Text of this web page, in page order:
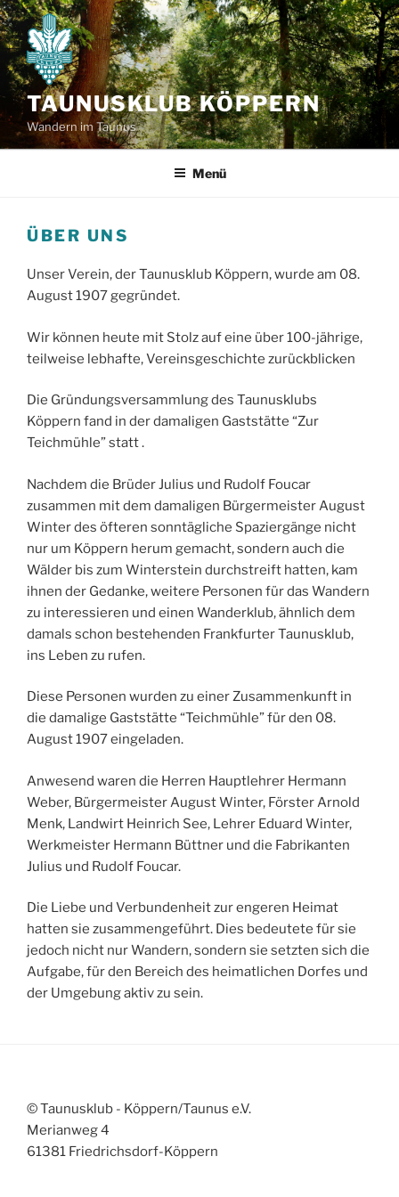
Zum
Inhalt
springen
TAUNUSKLUB KÖPPERN
Wandern im Taunus
Menü
ÜBER UNS
Unser Verein, der Taunusklub Köppern, wurde am 08.
August 1907 gegründet.
Wir können heute mit Stolz auf eine über 100-jährige,
teilweise lebhafte, Vereinsgeschichte zurückblicken
Die Gründungsversammlung des Taunusklubs
Köppern fand in der damaligen Gaststätte “Zur
Teichmühle” statt .
Nachdem die Brüder Julius und Rudolf Foucar
zusammen mit dem damaligen Bürgermeister August
Winter des öfteren sonntägliche Spaziergänge nicht
nur um Köppern herum gemacht, sondern auch die
Wälder bis zum Winterstein durchstreift hatten, kam
ihnen der Gedanke, weitere Personen für das Wandern
zu interessieren und einen Wanderklub, ähnlich dem
damals schon bestehenden Frankfurter Taunusklub,
ins Leben zu rufen.
Diese Personen wurden zu einer Zusammenkunft in
die damalige Gaststätte “Teichmühle” für den 08.
August 1907 eingeladen.
Anwesend waren die Herren Hauptlehrer Hermann
Weber, Bürgermeister August Winter, Förster Arnold
Menk, Landwirt Heinrich See, Lehrer Eduard Winter,
Werkmeister Hermann Büttner und die Fabrikanten
Julius und Rudolf Foucar.
Die Liebe und Verbundenheit zur engeren Heimat
hatten sie zusammengeführt. Dies bedeutete für sie
jedoch nicht nur Wandern, sondern sie setzten sich die
Aufgabe, für den Bereich des heimatlichen Dorfes und
der Umgebung aktiv zu sein.
© Taunusklub - Köppern/Taunus e.V.
Merianweg 4
61381 Friedrichsdorf-Köppern